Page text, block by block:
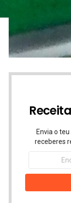
Envia o
receberes
Endereço
email